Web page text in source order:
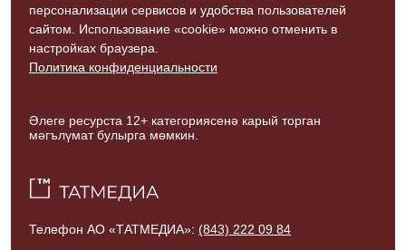
персонализации сервисов и удобства пользователей
сайтом. Использование «cookie» можно отменить в
настройках браузера.
Политика конфиденциальности
Әлеге ресурста 12+ категориясенә карый торган
мәгълүмат булырга мөмкин.
Телефон АО «ТАТМЕДИА»: (843) 222 09 84